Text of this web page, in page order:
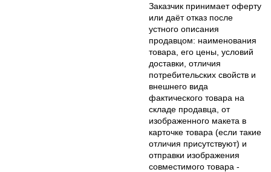
Заказчик принимает оферту
или даёт отказ после
устного описания
продавцом: наименования
товара, его цены, условий
доставки, отличия
потребительских свойств и
внешнего вида
фактического товара на
складе продавца, от
изображенного макета в
карточке товара (если такие
отличия присутствуют) и
отправки изображения
совместимого товара -